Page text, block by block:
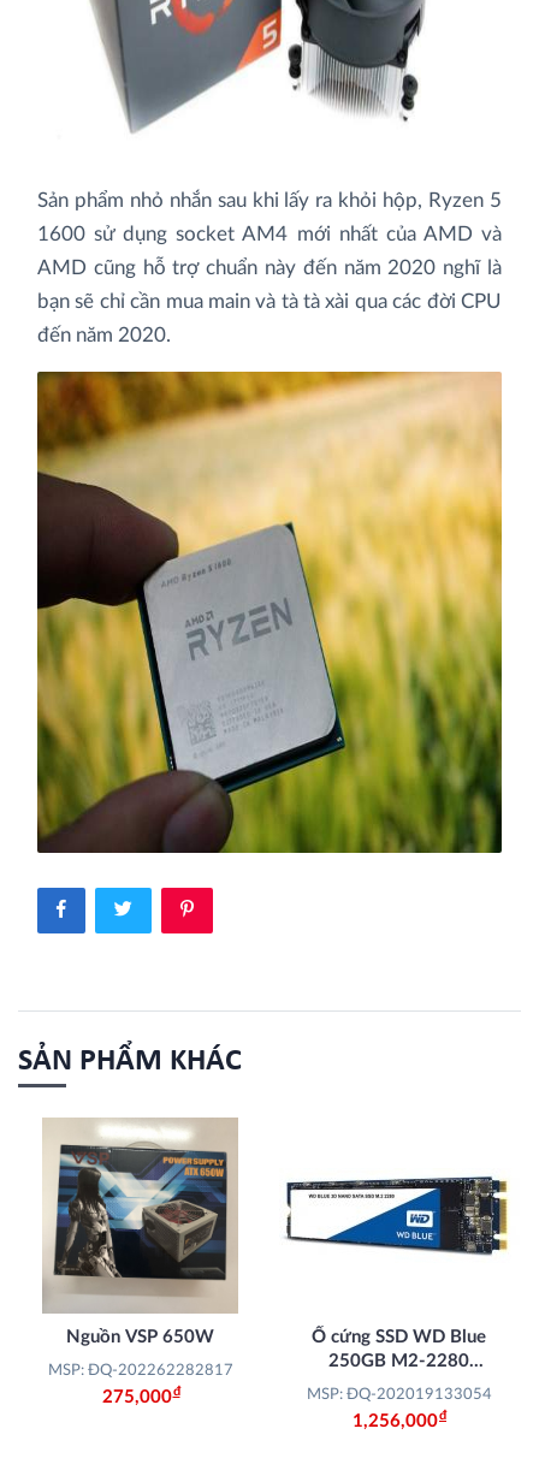
Sản phẩm nhỏ nhắn sau khi lấy ra khỏi hộp, Ryzen 5
1600 sử dụng socket AM4 mới nhất của AMD và
AMD cũng hỗ trợ chuẩn này đến năm 2020 nghĩ là
bạn sẽ chỉ cần mua main và tà tà xài qua các đời CPU
đến năm 2020.
SẢN PHẨM KHÁC
Nguồn VSP 650W
MSP: ĐQ-202262282817
275,000Đ
Ổ cứng SSD WD Blue
250GB M2-2280
(WDS250G2B0B)
MSP: ĐQ-202019133054
1,256,000Đ